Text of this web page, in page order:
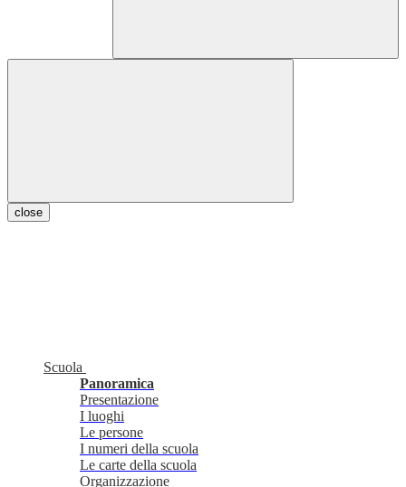
close
Scuola
Panoramica
Presentazione
I luoghi
Le persone
I numeri della scuola
Le carte della scuola
Organizzazione